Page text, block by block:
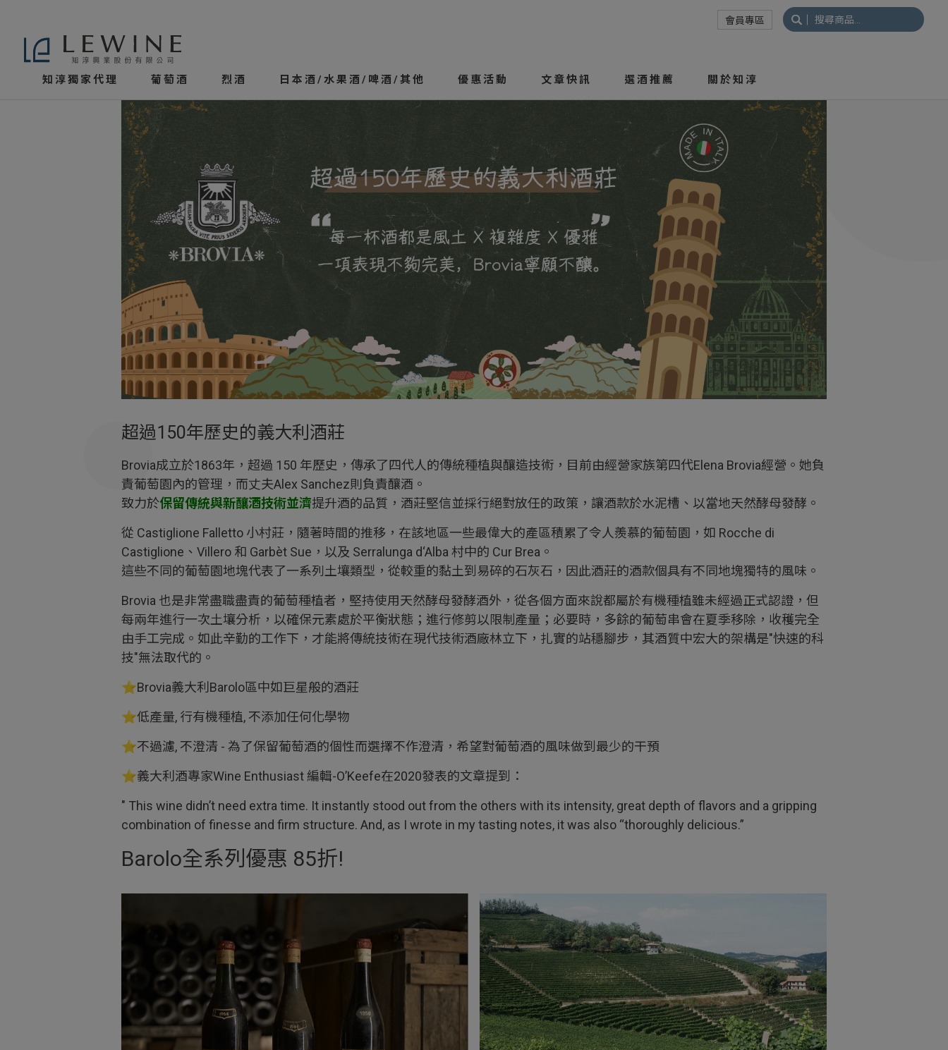
會員專區
搜
尋
知淳獨家代理 葡萄酒 烈酒 日本酒/水果酒/啤酒/其他 優惠活動 文章快訊 選酒推薦 關於知淳
超過150年歷史的義大利酒莊
Brovia成立於1863年，超過 150 年歷史，傳承了四代人的傳統種植與釀造技術，目前由經營家族第四代Elena Brovia經營。她負
責葡萄園內的管理，而丈夫Alex Sanchez則負責釀酒。
致力於保留傳統與新釀酒技術並濟提升酒的品質，酒莊堅信並採行絕對放任的政策，讓酒款於水泥槽、以當地天然酵母發酵。
從 Castiglione Falletto 小村莊，隨著時間的推移，在該地區一些最偉大的產區積累了令人羨慕的葡萄園，如 Rocche di
Castiglione、Villero 和 Garbèt Sue，以及 Serralunga d‘Alba 村中的 Cur Brea。
這些不同的葡萄園地塊代表了一系列土壤類型，從較重的黏土到易碎的石灰石，因此酒莊的酒款個具有不同地塊獨特的風味。
Brovia 也是非常盡職盡責的葡萄種植者，堅持使用天然酵母發酵酒外，從各個方面來說都屬於有機種植雖未經過正式認證，但
每兩年進行一次土壤分析，以確保元素處於平衡狀態；進行修剪以限制產量；必要時，多餘的葡萄串會在夏季移除，收穫完全
由手工完成。如此辛勤的工作下，才能將傳統技術在現代技術酒廠林立下，扎實的站穩腳步，其酒質中宏大的架構是"快速的科
技"無法取代的。
⭐️Brovia義大利Barolo區中如巨星般的酒莊
⭐️低產量, 行有機種植, 不添加任何化學物
⭐️不過濾, 不澄清 - 為了保留葡萄酒的個性而選擇不作澄清，希望對葡萄酒的風味做到最少的干預
⭐️義大利酒專家Wine Enthusiast 編輯-O’Keefe在2020發表的文章提到：
" This wine didn’t need extra time. It instantly stood out from the others with its intensity, great depth of flavors and a gripping
combination of finesse and firm structure. And, as I wrote in my tasting notes, it was also “thoroughly delicious.”
Barolo全系列優惠 85折!